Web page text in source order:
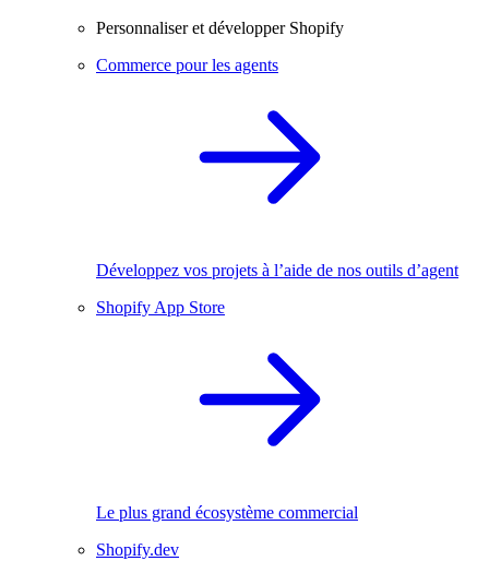
Personnaliser et développer Shopify
Commerce pour les agents
Développez vos projets à l’aide de nos outils d’agent
Shopify App Store
Le plus grand écosystème commercial
Shopify.dev